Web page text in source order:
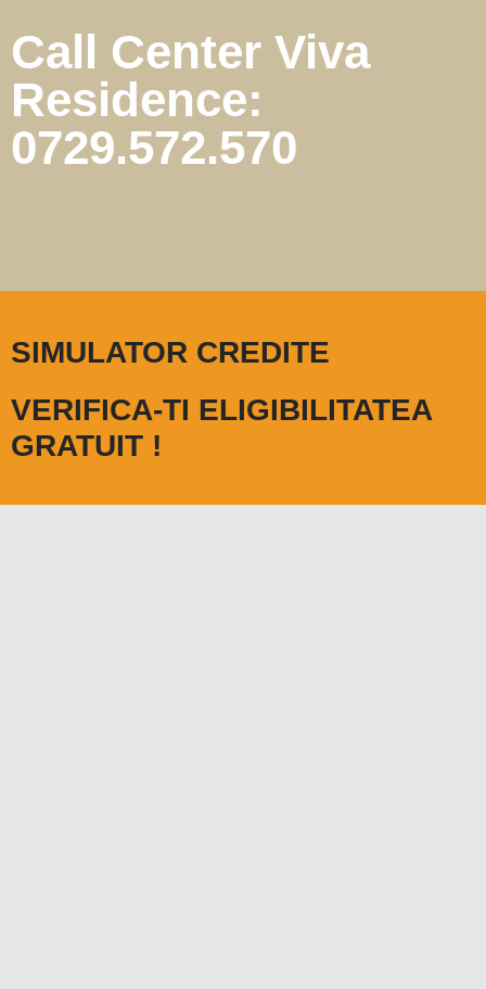
Call Center Viva
Residence:
0729.572.570
SIMULATOR CREDITE
VERIFICA-TI ELIGIBILITATEA
GRATUIT !